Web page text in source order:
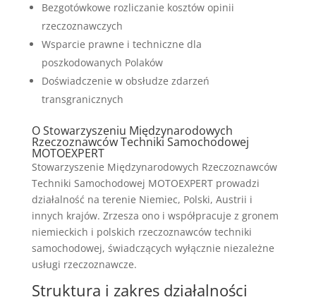
Bezgotówkowe rozliczanie kosztów opinii
rzeczoznawczych
Wsparcie prawne i techniczne dla
poszkodowanych Polaków
Doświadczenie w obsłudze zdarzeń
transgranicznych
O Stowarzyszeniu Międzynarodowych
Rzeczoznawców Techniki Samochodowej
MOTOEXPERT
Stowarzyszenie Międzynarodowych Rzeczoznawców
Techniki Samochodowej MOTOEXPERT prowadzi
działalność na terenie Niemiec, Polski, Austrii i
innych krajów. Zrzesza ono i współpracuje z gronem
niemieckich i polskich rzeczoznawców techniki
samochodowej, świadczących wyłącznie niezależne
usługi rzeczoznawcze.
Struktura i zakres działalności